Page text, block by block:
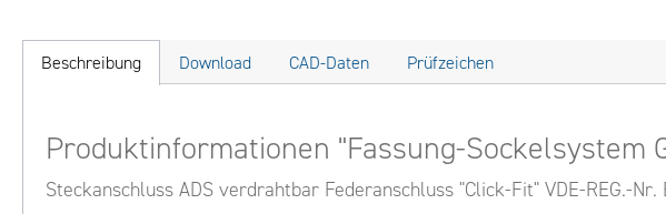
Beschreibung Download CAD-Daten Prüfzeichen
Produktinformationen "Fassung-Sockelsystem
Steckanschluss ADS verdrahtbar Federanschluss "Click-Fit" VDE-REG.-Nr.